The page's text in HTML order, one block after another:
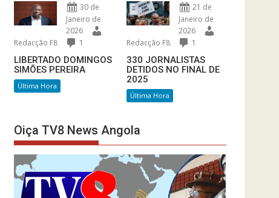
30 de
Janeiro de
2026
Redacção F8
1
LIBERTADO DOMINGOS
SIMÕES PEREIRA
Última Hora
21 de
Janeiro de
2026
Redacção F8
1
330 JORNALISTAS
DETIDOS NO FINAL DE
2025
Última Hora
Oiça TV8 News Angola